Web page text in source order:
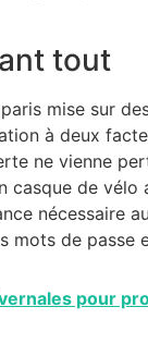
tout
mise sur
à deux
ne vienne
casque de
nécessaire
mots de passe
pour